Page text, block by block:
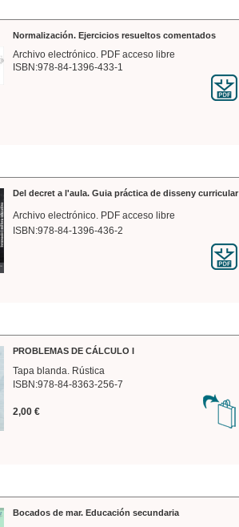
Normalización. Ejercicios resueltos comentados
Archivo electrónico. PDF acceso libre
ISBN:978-84-1396-433-1
Del decret a l'aula. Guia práctica de disseny curricular
Archivo electrónico. PDF acceso libre
ISBN:978-84-1396-436-2
PROBLEMAS DE CÁLCULO I
Tapa blanda. Rústica
ISBN:978-84-8363-256-7
2,00 €
Bocados de mar. Educación secundaria